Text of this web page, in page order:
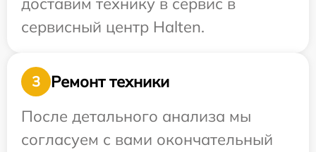
сервисный центр Halten.
3
Ремонт техники
После детального анализа мы
согласуем с вами окончательный